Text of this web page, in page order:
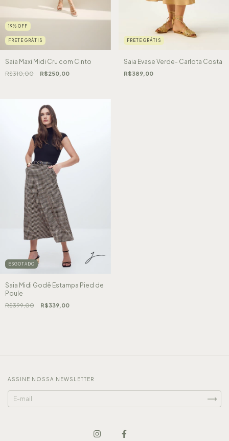
19% OFF
FRETE GRÁTIS
Saia Maxi Midi Cru com Cinto
R$310,00 R$250,00
FRETE GRÁTIS
Saia Evase Verde- Carlota Costa
R$389,00
ESGOTADO
Saia Midi Godê Estampa Pied de
Poule
R$399,00 R$339,00
ASSINE NOSSA NEWSLETTER